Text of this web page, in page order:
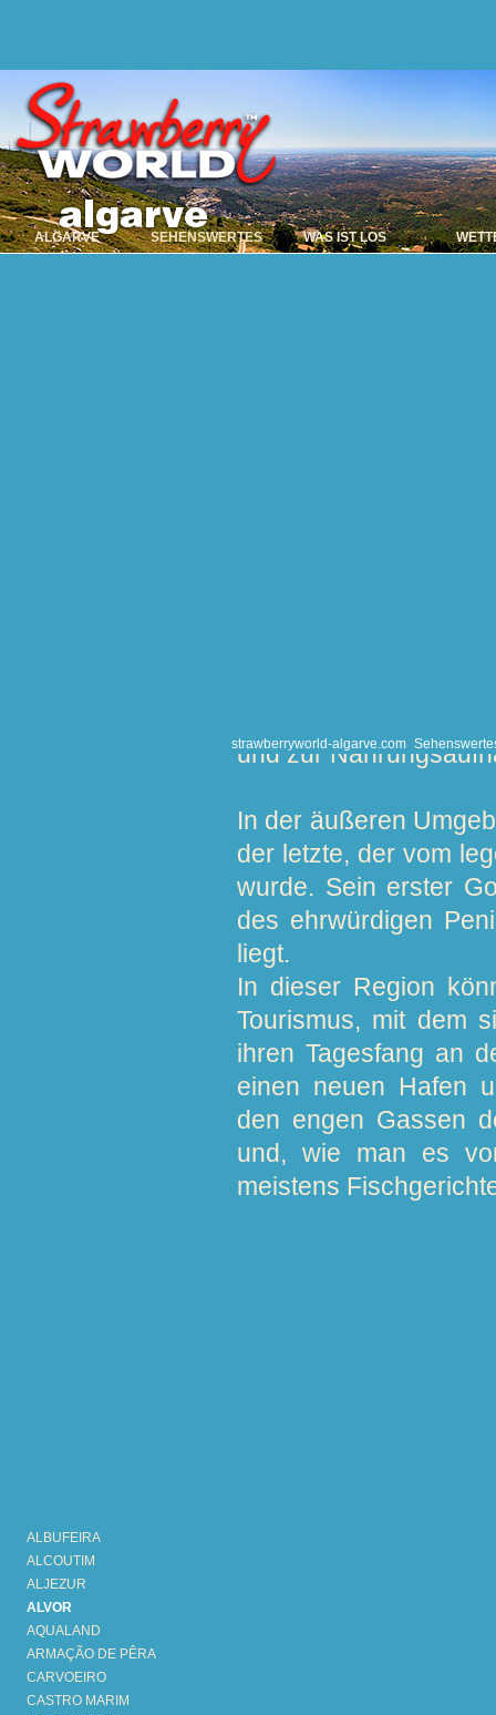
und zur
In der äußeren
der letzte, der vom
wurde. Sein erster
des ehrwürdigen
liegt.
In dieser Region
Tourismus, mit dem
ihren Tagesfang an
einen neuen Hafen
den engen Gassen
und, wie man es
meistens
ALGARVE SEHENSWERTES WAS IST LOS
ALBUFEIRA
ALCOUTIM
ALJEZUR
ALVOR
AQUALAND
ARMAÇÃO DE PÊRA
CARVOEIRO
CASTRO MARIM
strawberryworld-algarve.com